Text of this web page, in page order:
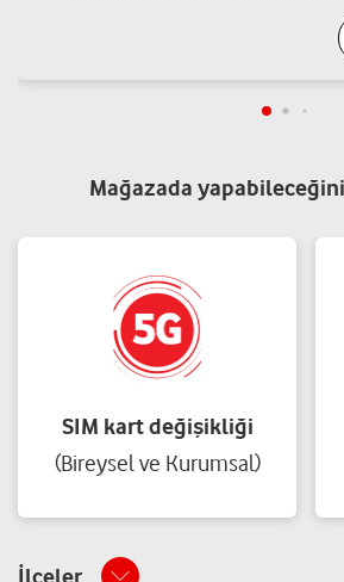
Mağazada
SIM kart değişikliği
(Bireysel ve Kurumsal)
İlçeler